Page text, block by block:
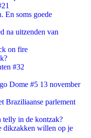
En soms goede
na uitzenden van
on fire
#32
Dome #5 13 november
Braziliaanse parlement
telly in de kontzak?
dikzakken willen op je